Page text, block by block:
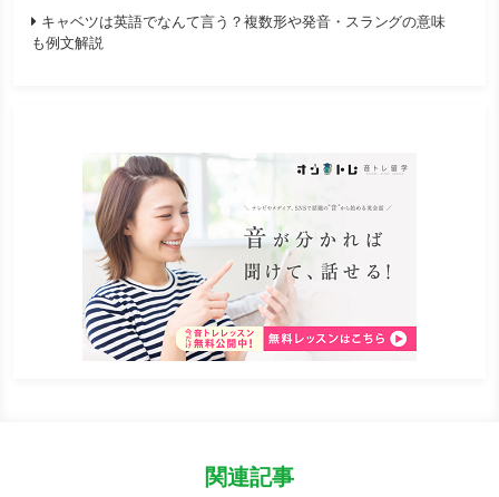
キャベツは英語でなんて言う？複数形や発音・スラングの意味
も例文解説
関連記事